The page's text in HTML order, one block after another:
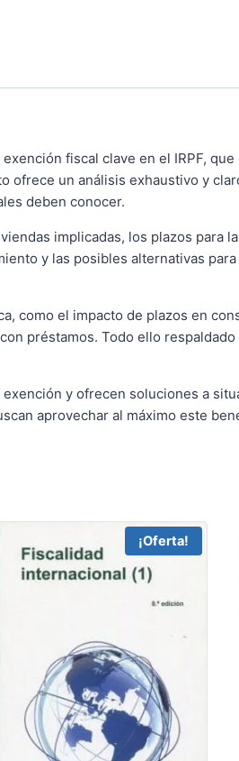
fiscal clave en el IRPF,
ofrece un análisis exhaustivo y
deben conocer.
implicadas, los plazos para
y las posibles alternativas
como el impacto de plazos en
préstamos. Todo ello
y ofrecen soluciones a
aprovechar al máximo este
¡Oferta!